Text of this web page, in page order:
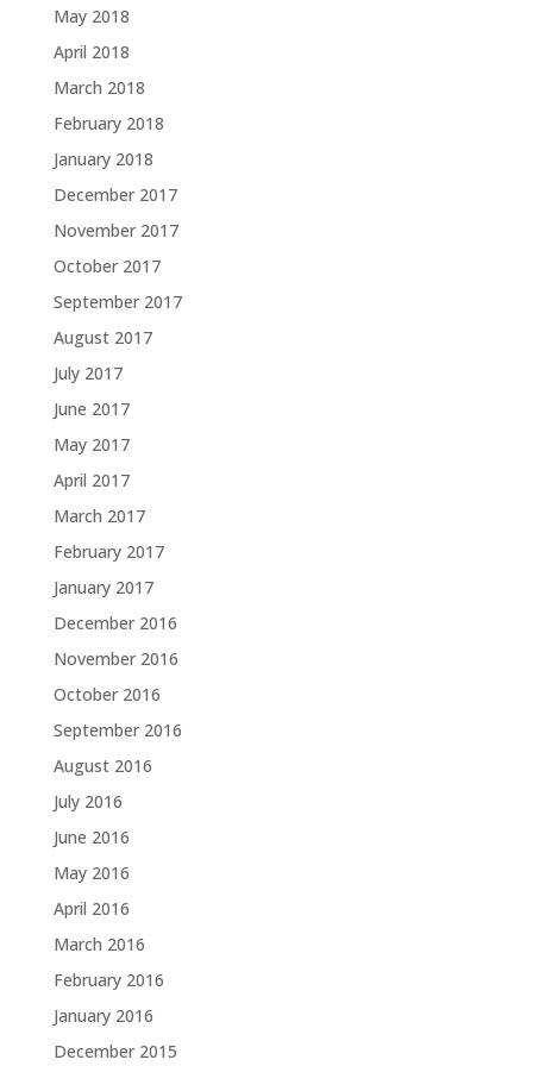
May 2018
April 2018
March 2018
February 2018
January 2018
December 2017
November 2017
October 2017
September 2017
August 2017
July 2017
June 2017
May 2017
April 2017
March 2017
February 2017
January 2017
December 2016
November 2016
October 2016
September 2016
August 2016
July 2016
June 2016
May 2016
April 2016
March 2016
February 2016
January 2016
December 2015